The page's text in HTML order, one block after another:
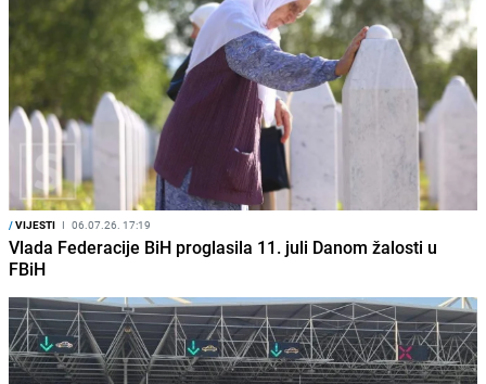
/VIJESTI I 06.07.26. 17:19
Vlada Federacije BiH proglasila 11. juli Danom žalosti u
FBiH